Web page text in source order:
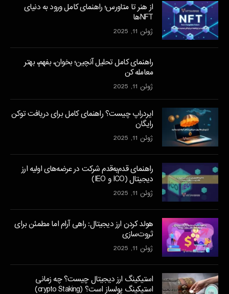
از هنر تا متاورس؛ راهنمای کامل ورود به دنیای
NFTها
ژوئن 11, 2025
راهنمای کامل تحلیل آنچین؛ بخوان، بفهم، بهتر
معامله کن
ژوئن 11, 2025
ایردراپ چیست؟ راهنمای کامل برای دریافت توکن
رایگان
ژوئن 11, 2025
راهنمای قدم‌به‌قدم شرکت در عرضه‌های اولیه ارز
دیجیتال (ICO و IEO)
ژوئن 11, 2025
هولد کردن ارز دیجیتال: راهی آرام اما مطمئن برای
ثروت‌سازی
ژوئن 11, 2025
استیکینگ ارز دیجیتال چیست؟ چه زمانی
استیکینگ پولساز است؟ (crypto Staking)